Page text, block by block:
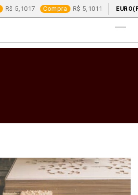
5,1017 Compra 5,1011